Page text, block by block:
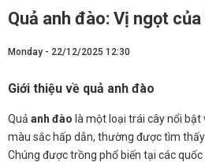
Quả anh đào: Vị ngọt
Monday - 22/12/2025 12:30
Giới thiệu về quả anh đào
Quả anh đào là một loại trái cây nổi
màu sắc hấp dẫn, thường được tìm thấy
Chúng được trồng phổ biến tại các